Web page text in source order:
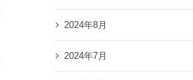
2024年8月
2024年7月